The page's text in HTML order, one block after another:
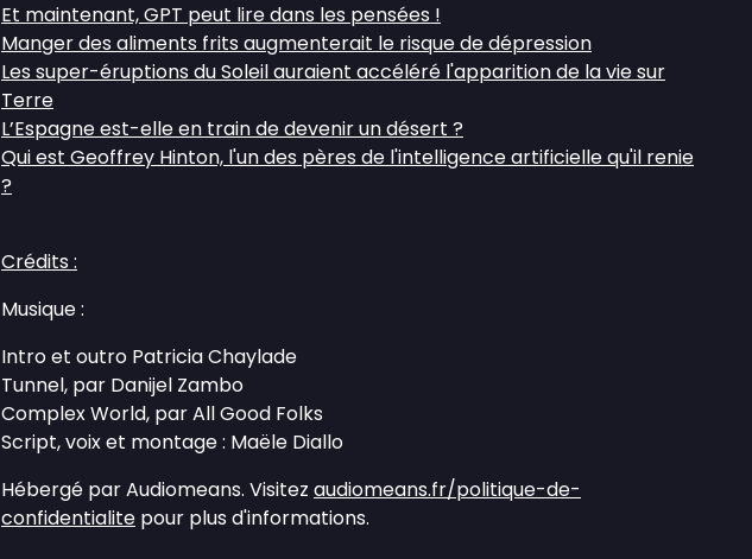
Et maintenant, GPT peut lire dans les pensées !
Manger des aliments frits augmenterait le risque de dépression
Les super-éruptions du Soleil auraient accéléré l'apparition de la vie sur
Terre
L’Espagne est-elle en train de devenir un désert ?
Qui est Geoffrey Hinton, l'un des pères de l'intelligence artificielle qu'il renie
?
Crédits :
Musique :
Intro et outro Patricia Chaylade
Tunnel, par Danijel Zambo
Complex World, par All Good Folks
Script, voix et montage : Maële Diallo
Hébergé par Audiomeans. Visitez audiomeans.fr/politique-de-
confidentialite pour plus d'informations.